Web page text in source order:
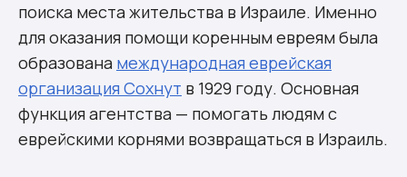
поиска места жительства в Израиле. Именно
для оказания помощи коренным евреям была
образована международная еврейская
организация Сохнут в 1929 году. Основная
функция агентства — помогать людям с
еврейскими корнями возвращаться в Израиль.